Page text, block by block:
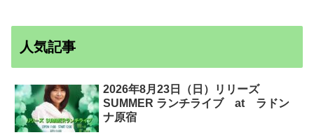
人気記事
2026年8月23日（日）リリーズ
SUMMER ランチライブ at ラドン
ナ原宿